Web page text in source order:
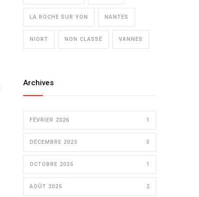
LA ROCHE SUR YON NANTES
NIORT NON CLASSÉ VANNES
Archives
FÉVRIER 2026 1
DÉCEMBRE 2025 3
OCTOBRE 2025 1
AOÛT 2025 2